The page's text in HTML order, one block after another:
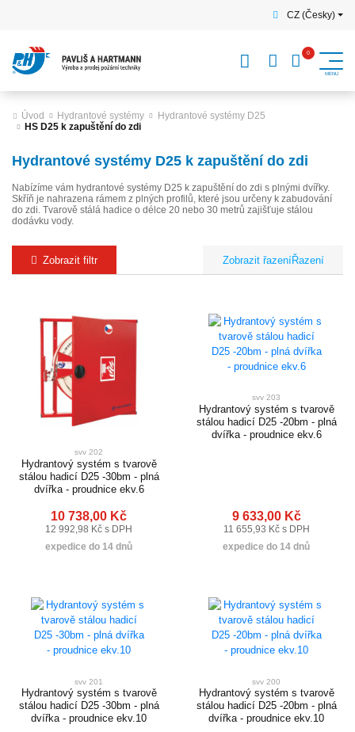
CZ (Česky)
Úvod Hydrantové systémy
Hydrantové systémy D25
HS D25 k zapuštění do zdi
Hydrantové systémy D25 k zapuštění do zdi
Nabízíme vám hydrantové systémy D25 k zapuštění do zdi s plnými dvířky.
Skříň je nahrazena rámem z plných profilů, které jsou určeny k zabudování
do zdi. Tvarově stálá hadice o délce 20 nebo 30 metrů zajišťuje stálou
dodávku vody.
Zobrazit filtr Řazení
svv 202
Hydrantový systém s tvarově
stálou hadicí D25 -30bm - plná
dvířka - proudnice ekv.6
10 738,00 Kč
12 992,98 Kč s DPH
expedice do 14 dnů
svv 203
Hydrantový systém s tvarově
stálou hadicí D25 -20bm - plná
dvířka - proudnice ekv.6
9 633,00 Kč
11 655,93 Kč s DPH
expedice do 14 dnů
svv 201
Hydrantový systém s tvarově
stálou hadicí D25 -30bm - plná
dvířka - proudnice ekv.10
svv 200
Hydrantový systém s tvarově
stálou hadicí D25 -20bm - plná
dvířka - proudnice ekv.10